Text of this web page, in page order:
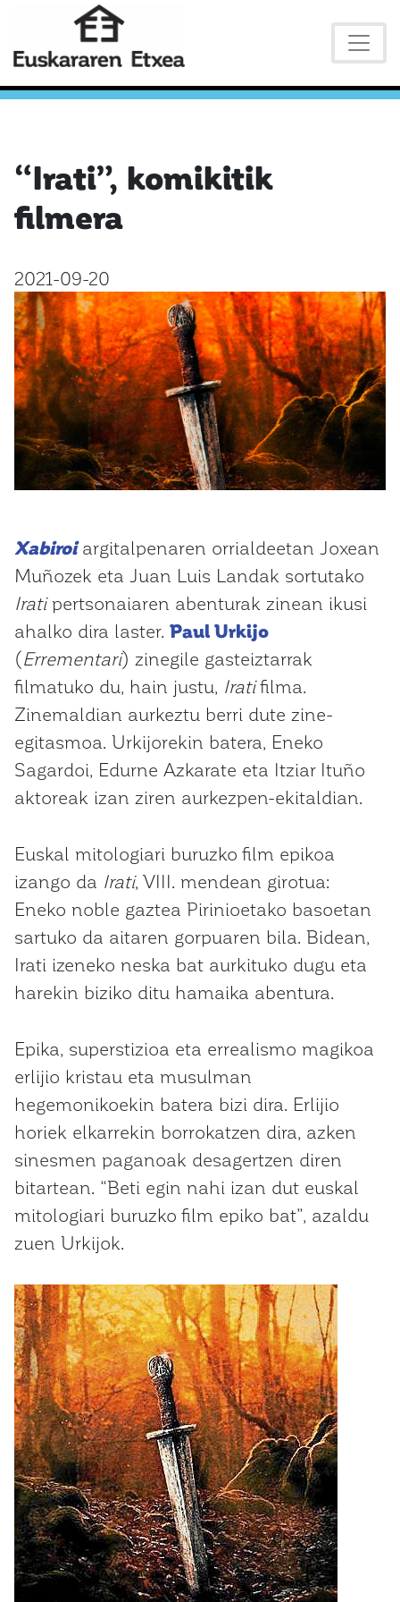
“Irati”, komikitik
filmera
2021-09-20
Xabiroiargitalpenaren orrialdeetan Joxean
Muñozek eta Juan Luis Landak sortutako
Iratipertsonaiaren abenturak zinean ikusi
ahalko dira laster. Paul Urkijo
(Errementari) zinegile gasteiztarrak
filmatuko du, hain justu, Iratifilma.
Zinemaldian aurkeztu berri dute zine-
egitasmoa. Urkijorekin batera, Eneko
Sagardoi, Edurne Azkarate eta Itziar Ituño
aktoreak izan ziren aurkezpen-ekitaldian.
Euskal mitologiari buruzko film epikoa
izango da Irati, VIII. mendean girotua:
Eneko noble gaztea Pirinioetako basoetan
sartuko da aitaren gorpuaren bila. Bidean,
Irati izeneko neska bat aurkituko dugu eta
harekin biziko ditu hamaika abentura.
Epika, superstizioa eta errealismo magikoa
erlijio kristau eta musulman
hegemonikoekin batera bizi dira. Erlijio
horiek elkarrekin borrokatzen dira, azken
sinesmen paganoak desagertzen diren
bitartean. “Beti egin nahi izan dut euskal
mitologiari buruzko film epiko bat”, azaldu
zuen Urkijok.